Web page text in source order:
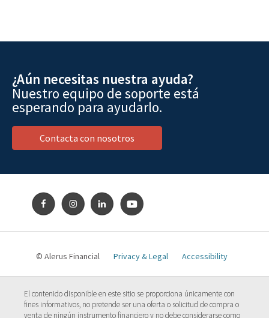
¿Aún necesitas nuestra ayuda?
Nuestro equipo de soporte está
esperando para ayudarlo.
Contacta con nosotros
© Alerus Financial Privacy & Legal Accessibility
El contenido disponible en este sitio se proporciona únicamente con
fines informativos, no pretende ser una oferta o solicitud de compra o
venta de ningún instrumento financiero y no debe considerarse como